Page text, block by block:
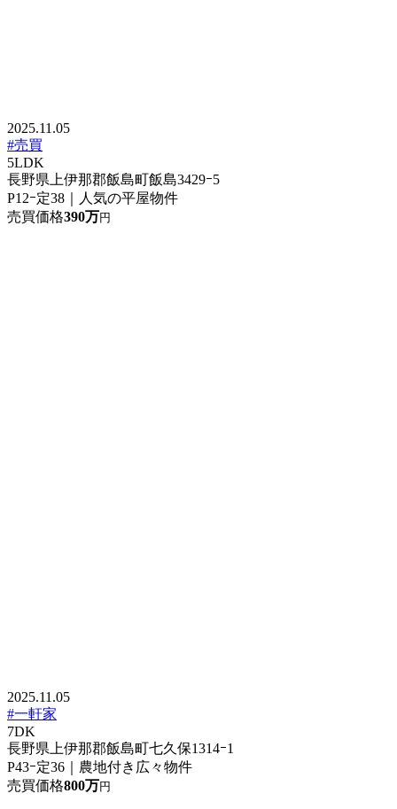
2025.11.05
#売買
5LDK
長野県上伊那郡飯島町飯島3429ｰ5
P12ｰ定38｜人気の平屋物件
売買価格390万円
2025.11.05
#一軒家
7DK
長野県上伊那郡飯島町七久保1314ｰ1
P43ｰ定36｜農地付き広々物件
売買価格800万円